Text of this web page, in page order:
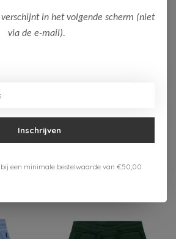
in het volgende scherm (niet
via de e-mail).
Inschrijven
een minimale bestelwaarde van €50,00